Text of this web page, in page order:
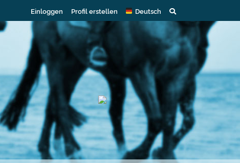
Einloggen Profil erstellen Deutsch